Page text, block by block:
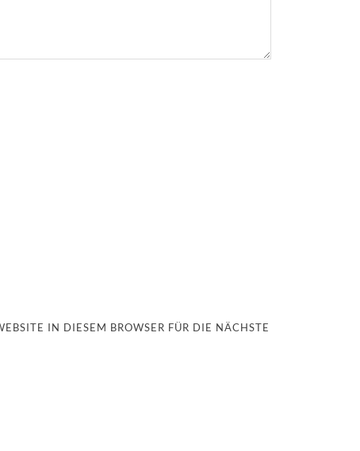
IN DIESEM BROWSER FÜR DIE NÄCHSTE